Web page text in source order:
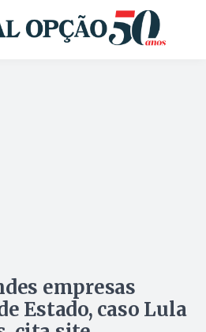
empresas
Estado, caso Lula